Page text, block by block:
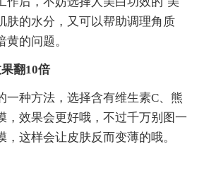
肤的水分，又可以帮助调理角质
的问题。
翻10倍
一种方法，选择含有维生素C、熊
，效果会更好哦，不过千万别图一
这样会让皮肤反而变薄的哦。